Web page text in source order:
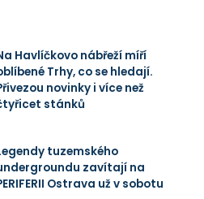
Havlíčkovo nábřeží míří
Trhy, co se hledají.
novinky i více než
stánků
tuzemského
zavítají na
Ostrava už v sobotu